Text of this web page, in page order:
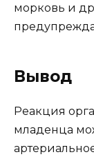
морковь и
Вывод
Реакция
младенца